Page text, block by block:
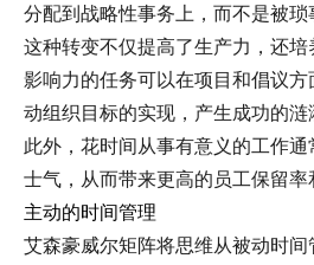
分配到战略性事务上，而不是被琐
这种转变不仅提高了生产力，还
影响力的任务可以在项目和倡议
动组织目标的实现，产生成功的涟
此外，花时间从事有意义的工作
士气，从而带来更高的员工保留率
主动的时间管理
艾森豪威尔矩阵将思维从被动时